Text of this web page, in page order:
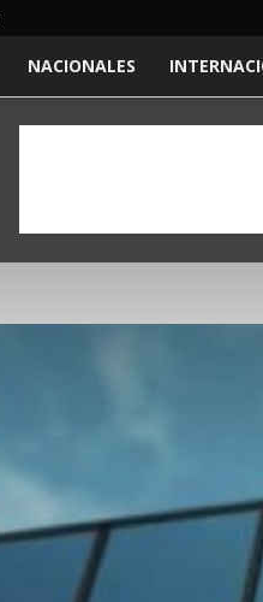
NACIONALES